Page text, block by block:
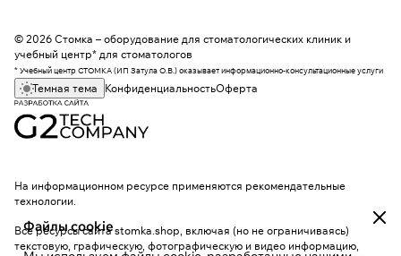
Файлы cookie
© 2026 Стомка – оборудование для стоматологических клиник и
учебный центр* для стоматологов
* Учебный центр СТОМКА (ИП Затула О.В.) оказывает информационно-консультационные услуги
Темная тема КонфиденциальностьОферта
На информационном ресурсе применяются рекомендательные
технологии.
Все ресурсы сайта stomka.shop, включая (но не ограничиваясь)
текстовую, графическую, фотографическую и видео информацию,